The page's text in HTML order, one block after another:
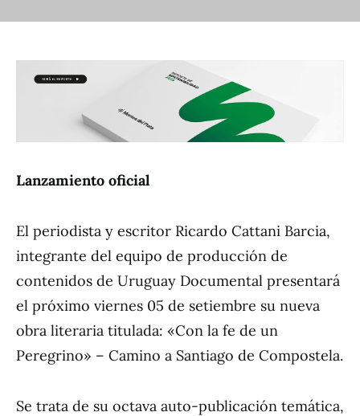
Lanzamiento oficial
El periodista y escritor Ricardo Cattani Barcia,
integrante del equipo de producción de
contenidos de Uruguay Documental presentará
el próximo viernes 05 de setiembre su nueva
obra literaria titulada: «Con la fe de un
Peregrino» – Camino a Santiago de Compostela.
Se trata de su octava auto-publicación temática,